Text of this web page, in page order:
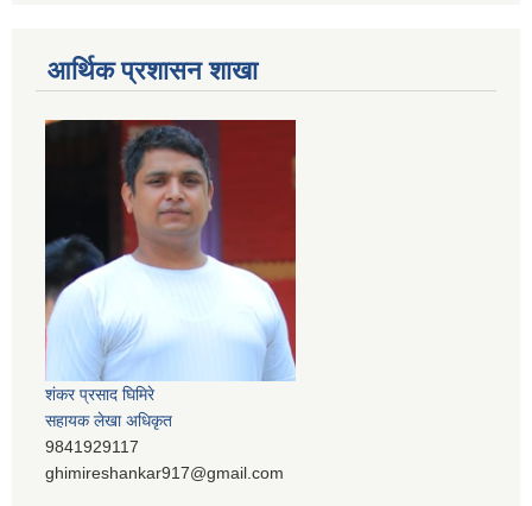
आर्थिक प्रशासन शाखा
शंकर प्रसाद घिमिरे
सहायक लेखा अधिकृत
9841929117
ghimireshankar917@gmail.com